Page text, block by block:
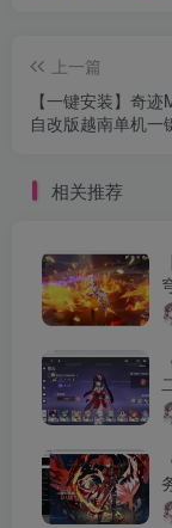
上一篇
【一键安装】奇
自改版越南单机一
相关推荐